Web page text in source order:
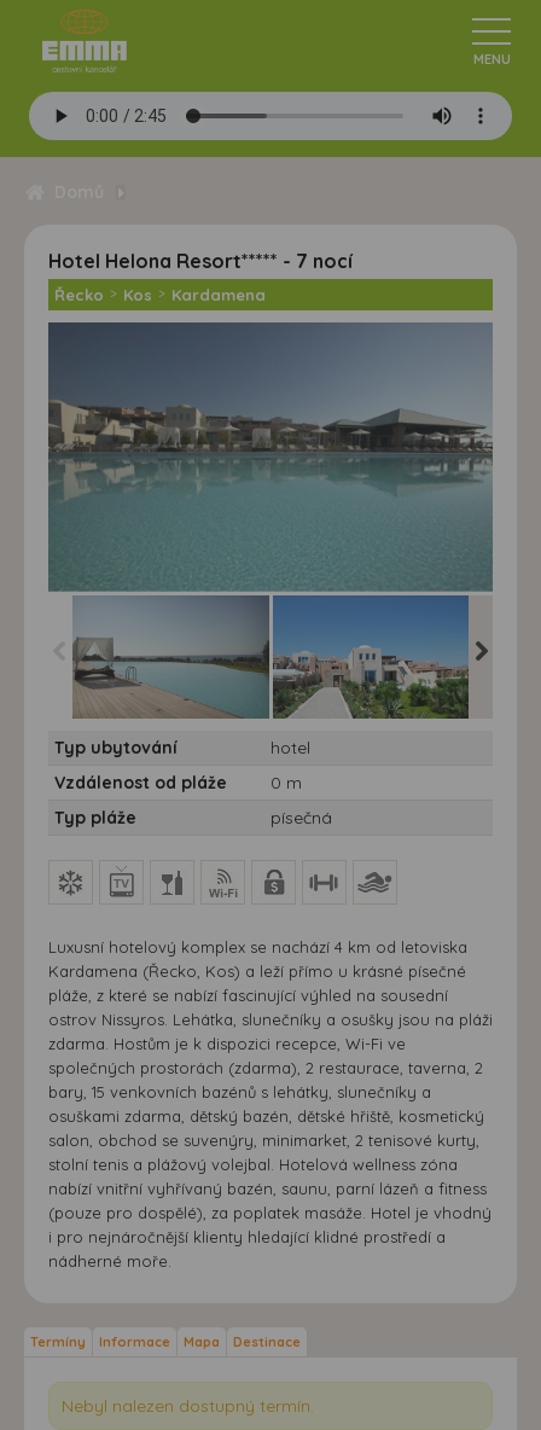
Hotel Helona Resort***** - 7 nocí
Řecko > Kos > Kardamena
7 nocí
7 nocí
Typ ubytování
hotel
Vzdálenost od pláže
0 m
Typ pláže
písečná
Luxusní hotelový komplex se nachází 4 km od letoviska
Kardamena (Řecko, Kos) a leží přímo u krásné písečné
pláže, z které se nabízí fascinující výhled na sousední
ostrov Nissyros. Lehátka, slunečníky a osušky jsou na pláži
zdarma. Hostům je k dispozici recepce, Wi-Fi ve
společných prostorách (zdarma), 2 restaurace, taverna, 2
bary, 15 venkovních bazénů s lehátky, slunečníky a
osuškami zdarma, dětský bazén, dětské hřiště, kosmetický
salon, obchod se suvenýry, minimarket, 2 tenisové kurty,
stolní tenis a plážový volejbal. Hotelová wellness zóna
nabízí vnitřní vyhřívaný bazén, saunu, parní lázeň a fitness
(pouze pro dospělé), za poplatek masáže. Hotel je vhodný
i pro nejnáročnější klienty hledající klidné prostředí a
nádherné moře.
Termíny Informace Mapa Destinace
Nebyl nalezen dostupný termín.